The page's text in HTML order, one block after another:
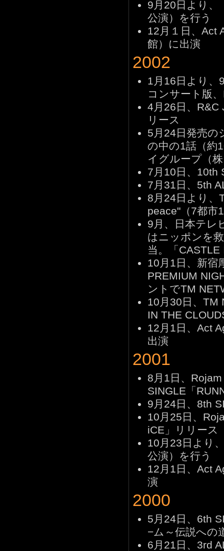
9月20日より、
公演）を行う
12月１日、Act
館）に出演
2002
1月16日より、
コンサート版
4月26日、R&C
リース
5月24日発売の
の中の1話（約
イグループ（
7月10日、10th
7月31日、5th
8月24日より、
peace"（7都市
9月、日本テレ
はニッポンを
当。「
10月1日、新宿
PREMIUM
ントでTM
10月30日、TM
IN THE
12月1日、Act
出演
2001
8月1日、
SINGLE「
9月24日、8th
10月25日、
iCE」リリース
10月23日より
公演）を行う
12月1日、Act
演
2000
5月24日、6th
−ム～伝説への
6月21日、3rd